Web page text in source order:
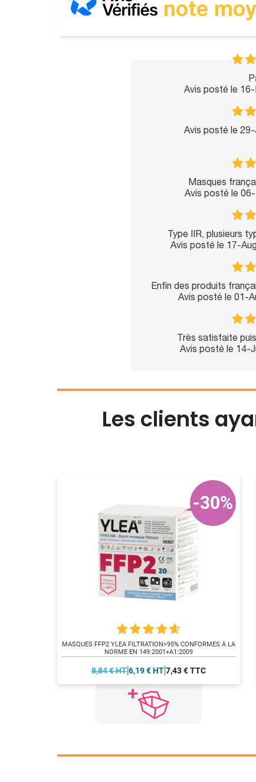
note
Avis posté le
Avis posté le
Masques
Avis posté le
Type IIR, plusieurs
Avis posté le 17-
Enfin des produits
Avis posté le 01-
Très satisfaite
Avis posté le 14-
Les clients
MASQUES FFP2 YLEA FILTRATION>95% CONFORMES À LA
NORME EN 149:2001+A1:2009
8,84 € HT6,19 € HT7,43 € TTC
-30%